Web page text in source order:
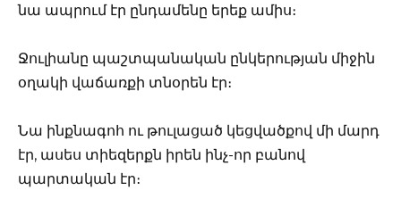
նա ապրում էր ընդամենը երեք ամիս։
Ջուլիանը պաշտպանական ընկերության միջին
օղակի վաճառքի տնօրեն էր։
Նա ինքնագոհ ու թուլացած կեցվածքով մի մարդ
էր, ասես տիեզերքն իրեն ինչ-որ բանով
պարտական էր։